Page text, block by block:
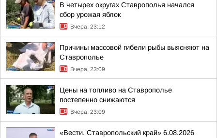
В четырех округах Ставрополья начался
сбор урожая яблок
Вчера, 23:12
Причины массовой гибели рыбы выясняют на
Ставрополье
Вчера, 23:09
Цены на топливо на Ставрополье
постепенно снижаются
Вчера, 23:09
«Вести. Ставропольский край» 6.08.2026